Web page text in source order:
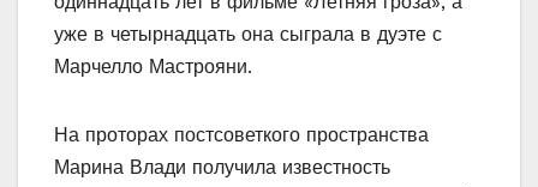
уже в четырнадцать она сыграла в дуэте с
Марчелло Мастрояни.
На проторах постсоветкого пространства
Марина Влади получила известность